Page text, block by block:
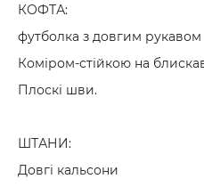
КОФТА:
футболка з довгим рукавом
Коміром-стійкою на
Плоскі шви.
ШТАНИ:
Довгі кальсони